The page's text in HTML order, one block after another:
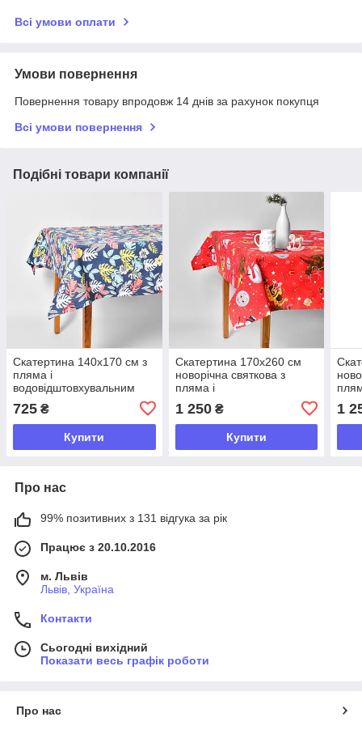
Всі умови оплати
Умови повернення
Повернення товару впродовж 14 днів за рахунок покупця
Всі умови повернення
Подібні товари компанії
Скатертина 140х170 см з
пляма і
водовідштовхувальним
бавовна папороть
725 ₴
Купити
Скатертина 170х260 см
новорічна святкова з
пляма і
просоченням IDEIA
бавовна червона
1 250₴
Купити
1
Про нас
99% позитивних з 131 відгука за рік
Працює з 20.10.2016
м. Львів
Львів, Україна
Контакти
Сьогодні вихідний
Показати весь графік роботи
Про нас